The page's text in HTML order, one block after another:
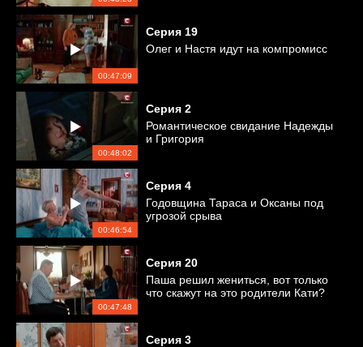
00:47:09
Серия 19
Олег и Настя идут на компромисс
00:48:02
Серия 2
Романтическое свидание Надежды
и Григория
00:46:54
Серия 4
Годовщина Тараса и Оксаны под
угрозой срыва
00:47:48
Серия 20
Паша решил жениться, вот только
что скажут на это родители Кати?
Серия 3